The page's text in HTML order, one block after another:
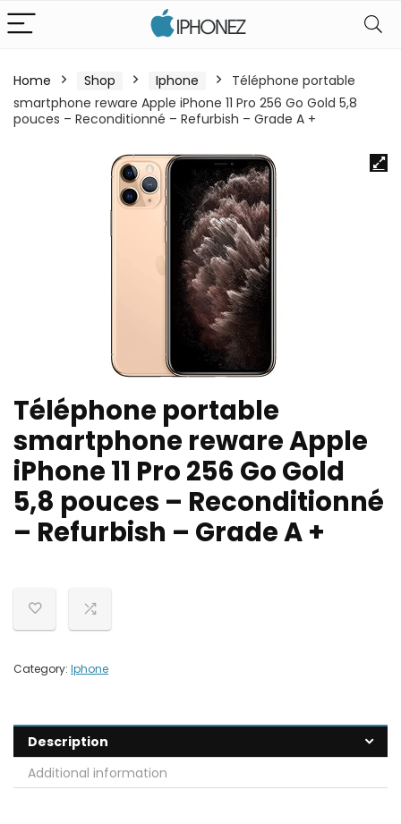
Home Shop Iphone
Téléphone portable
smartphone reware Apple iPhone 11 Pro 256 Go Gold 5,8
pouces – Reconditionné – Refurbish – Grade A +
Téléphone portable
smartphone reware Apple
iPhone 11 Pro 256 Go Gold
5,8 pouces – Reconditionné
– Refurbish – Grade A +
Category: Iphone
Description
Additional information